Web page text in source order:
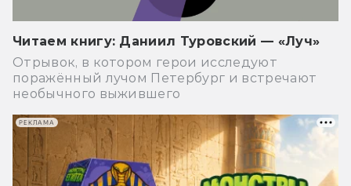
Читаем книгу: Даниил Туровский — «Луч»
Отрывок, в котором герои исследуют
поражённый лучом Петербург и встречают
необычного выжившего
РЕКЛАМА